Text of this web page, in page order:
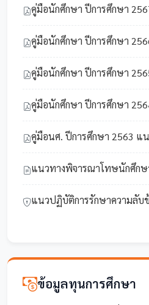
คู่มือนักศึกษา ปีการศึกษา
คู่มือนักศึกษา ปีการศึกษา
คู่มือนักศึกษา ปีการศึกษา
คู่มือนักศึกษา ปีการศึกษา
คู่มือนศ. ปีการศึกษา 2563 แ
แนวทางพิจารณาโทษนักศึกษ
แนวปฏิบัติการรักษาความลับ
ข้อมูลทุนการศึกษา